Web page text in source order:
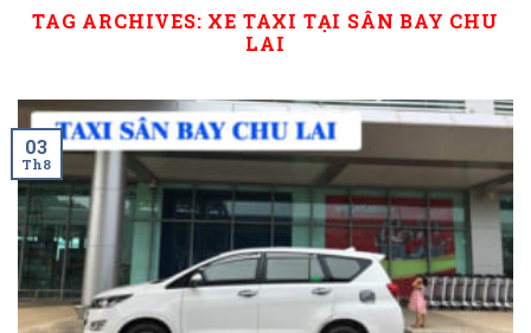
TAG ARCHIVES: XE TAXI TẠI SÂN BAY CHU
LAI
03
Th8